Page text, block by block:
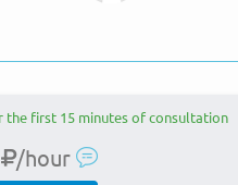
the first 15 minutes of consultation
/hour